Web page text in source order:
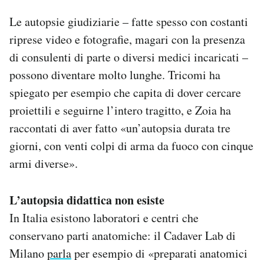
Le autopsie giudiziarie – fatte spesso con costanti
riprese video e fotografie, magari con la presenza
di consulenti di parte o diversi medici incaricati –
possono diventare molto lunghe. Tricomi ha
spiegato per esempio che capita di dover cercare
proiettili e seguirne l’intero tragitto, e Zoia ha
raccontati di aver fatto «un’autopsia durata tre
giorni, con venti colpi di arma da fuoco con cinque
armi diverse».
L’autopsia didattica non esiste
In Italia esistono laboratori e centri che
conservano parti anatomiche: il Cadaver Lab di
Milanoparlaper esempio di «preparati anatomici